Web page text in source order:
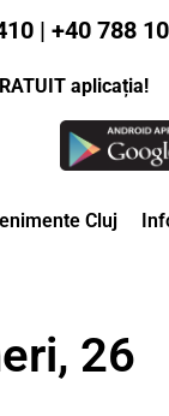
| +40 788
aplicația!
Cluj
26